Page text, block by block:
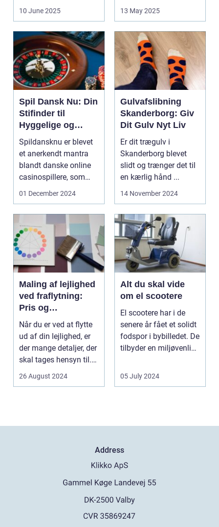
10 June 2025 13 May 2025
Spil Dansk Nu: Din
Stifinder til
Hyggelige og
Underholdende
Online Casinoer
Spildansknu er blevet
et anerkendt mantra
blandt danske online
casinospillere, som
søger unde...
01 December 2024
Gulvafslibning
Skanderborg: Giv
Dit Gulv Nyt Liv
Er dit trægulv i
Skanderborg blevet
slidt og trænger det til
en kærlig hånd ...
14 November 2024
Maling af lejlighed
ved fraflytning:
Pris og
overvejelser
Når du er ved at flytte
ud af din lejlighed, er
der mange detaljer, der
skal tages hensyn til.
26 August 2024
Alt du skal vide
om el scootere
El scootere har i de
senere år fået et solidt
fodspor i bybilledet. De
tilbyder en miljøvenlig,
05 July 2024
Address